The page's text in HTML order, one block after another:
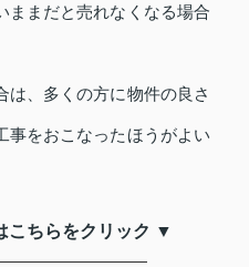
ままだと売れなくなる場合
は、多くの方に物件の良さ
事をおこなったほうがよい
こちらをクリック ▼